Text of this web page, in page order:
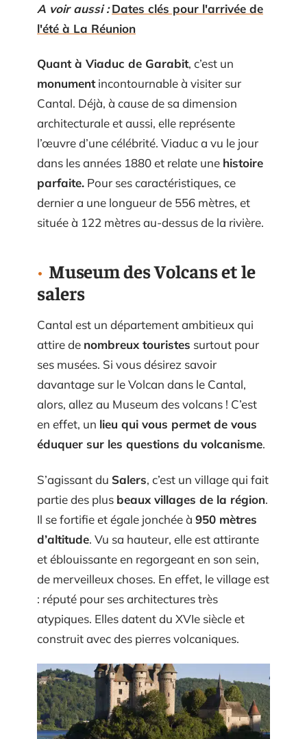
A voir aussi : Dates clés pour l'arrivée de
l'été à La Réunion
Quant à Viaduc de Garabit, c’est un
monumentincontournable à visiter sur
Cantal. Déjà, à cause de sa dimension
architecturale et aussi, elle représente
l’œuvre d’une célébrité. Viaduc a vu le jour
dans les années 1880 et relate une histoire
parfaite. Pour ses caractéristiques, ce
dernier a une longueur de 556 mètres, et
située à 122 mètres au-dessus de la rivière.
Museum des Volcans et le
salers
Cantal est un département ambitieux qui
attire de nombreux touristes surtout pour
ses musées. Si vous désirez savoir
davantage sur le Volcan dans le Cantal,
alors, allez au Museum des volcans ! C’est
en effet, un lieu qui vous permet de vous
éduquer sur les questions du volcanisme.
S’agissant du Salers, c’est un village qui fait
partie des plus beaux villages de la région.
Il se fortifie et égale jonchée à 950 mètres
d’altitude. Vu sa hauteur, elle est attirante
et éblouissante en regorgeant en son sein,
de merveilleux choses. En effet, le village est
: réputé pour ses architectures très
atypiques. Elles datent du XVIe siècle et
construit avec des pierres volcaniques.